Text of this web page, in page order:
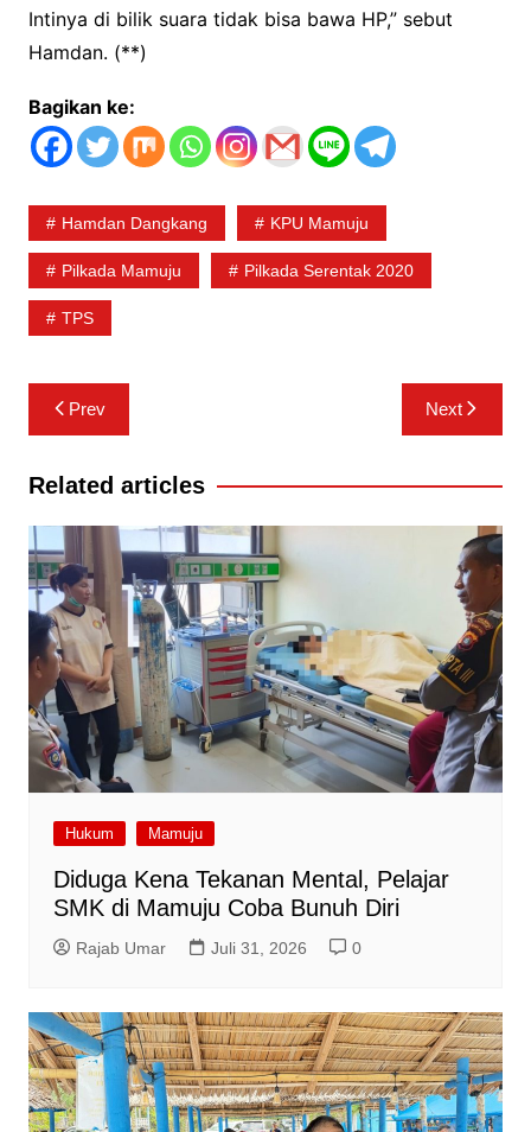
Intinya di bilik suara tidak bisa bawa HP,” sebut
Hamdan. (**)
Bagikan ke:
Hamdan Dangkang KPU Mamuju
Pilkada Mamuju Pilkada Serentak 2020
TPS
Navigasi
pos
Prev Next
Related articles
Hukum Mamuju
Diduga Kena Tekanan Mental, Pelajar
SMK di Mamuju Coba Bunuh Diri
Rajab Umar Juli 31, 2026 0